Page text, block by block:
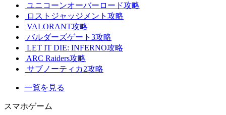
ユニコーンオーバーロード攻略
ロストジャッジメント攻略
VALORANT攻略
バルダーズゲート3攻略
LET IT DIE: INFERNO攻略
ARC Raiders攻略
サブノーティカ2攻略
一覧を見る
スマホゲーム